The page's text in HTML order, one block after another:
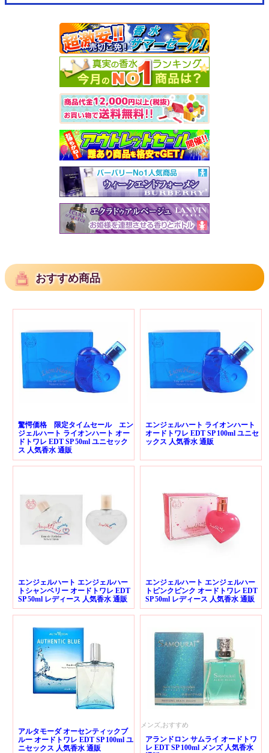
おすすめ商品
驚愕価格 限定タイムセール エン
ジェルハート ライオンハート オー
ドトワレ EDT SP 50ml ユニセック
ス 人気香水 通販
エンジェルハート ライオンハート
オードトワレ EDT SP 100ml ユニセ
ックス 人気香水 通販
エンジェルハート エンジェルハー
トシャンベリー オードトワレ EDT
SP 50ml レディース 人気香水 通販
エンジェルハート エンジェルハー
トピンクピンク オードトワレ EDT
SP 50ml レディース 人気香水 通販
アルタモーダ オーセンティックブ
ルー オードトワレ EDT SP 100ml ユ
ニセックス 人気香水 通販
メンズ,おすすめ
アランドロン サムライ オードトワ
レ EDT SP 100ml メンズ 人気香水